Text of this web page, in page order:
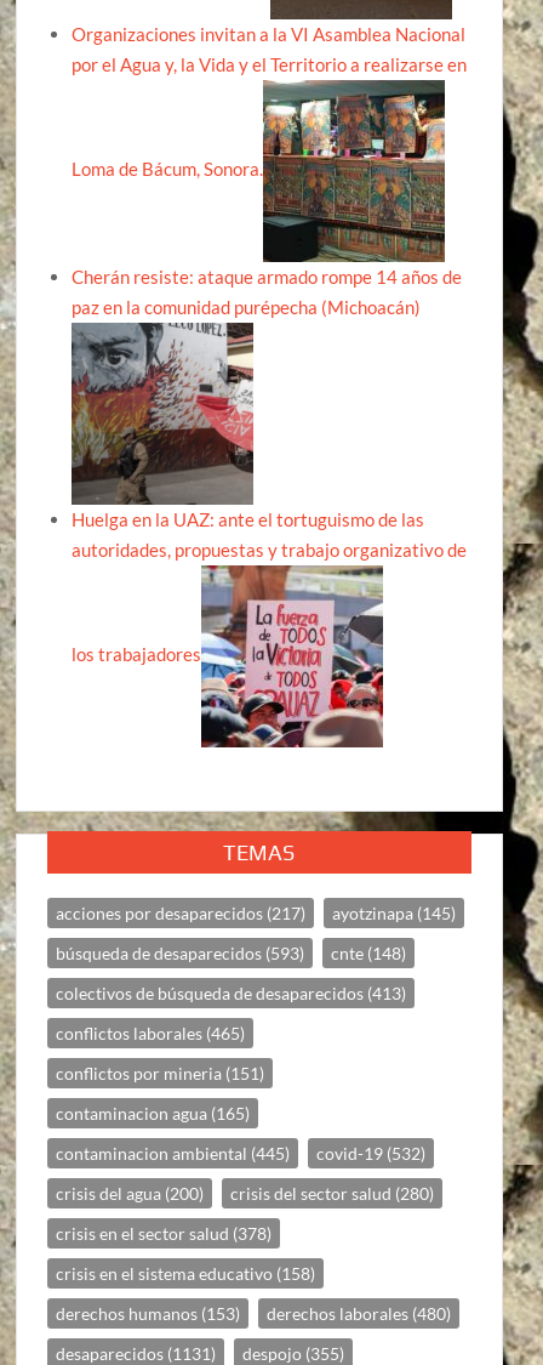
Organizaciones invitan a la VI Asamblea Nacional
por el Agua y, la Vida y el Territorio a realizarse en
Loma de Bácum, Sonora.
Cherán resiste: ataque armado rompe 14 años de
paz en la comunidad purépecha (Michoacán)
Huelga en la UAZ: ante el tortuguismo de las
autoridades, propuestas y trabajo organizativo de
los trabajadores
TEMAS
acciones por desaparecidos (217) ayotzinapa (145)
búsqueda de desaparecidos (593) cnte (148)
colectivos de búsqueda de desaparecidos (413)
conflictos laborales (465)
conflictos por mineria (151)
contaminacion agua (165)
contaminacion ambiental (445) covid-19 (532)
crisis del agua (200) crisis del sector salud (280)
crisis en el sector salud (378)
crisis en el sistema educativo (158)
derechos humanos (153) derechos laborales (480)
desaparecidos (1131) despojo (355)